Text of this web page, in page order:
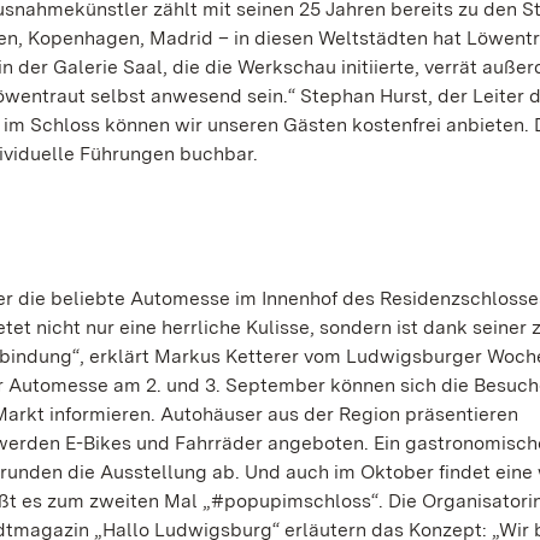
zählt mit seinen 25 Jahren bereits zu den
Kopenhagen, Madrid – in diesen Weltstädten hat
der Galerie Saal, die die Werkschau initiierte, verrät
selbst anwesend sein.“ Stephan Hurst, der Leiter
Schloss können wir unseren Gästen kostenfrei anbieten.
Führungen buchbar.
die beliebte Automesse im Innenhof des
nicht nur eine herrliche Kulisse, sondern ist dank seiner
erklärt Markus Ketterer vom Ludwigsburger
am 2. und 3. September können sich die
informieren. Autohäuser aus der Region präsentieren
E-Bikes und Fahrräder angeboten. Ein
die Ausstellung ab. Und auch im Oktober findet eine
es zum zweiten Mal „#popupimschloss“. Die
„Hallo Ludwigsburg“ erläutern das Konzept: „Wir